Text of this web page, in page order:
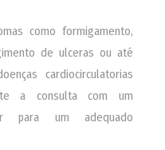
como formigamento,
de ulceras ou até
cardiocirculatorias
a consulta com um
para um adequado